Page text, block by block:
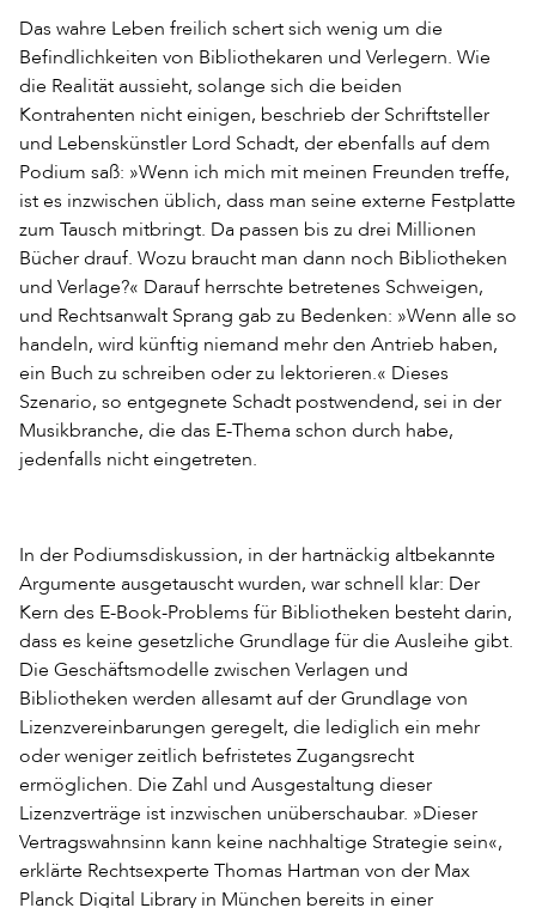
Das wahre Leben freilich schert sich wenig um die
Befindlichkeiten von Bibliothekaren und Verlegern. Wie
die Realität aussieht, solange sich die beiden
Kontrahenten nicht einigen, beschrieb der Schriftsteller
und Lebenskünstler Lord Schadt, der ebenfalls auf dem
Podium saß: »Wenn ich mich mit meinen Freunden treffe,
ist es inzwischen üblich, dass man seine externe Festplatte
zum Tausch mitbringt. Da passen bis zu drei Millionen
Bücher drauf. Wozu braucht man dann noch Bibliotheken
und Verlage?« Darauf herrschte betretenes Schweigen,
und Rechtsanwalt Sprang gab zu Bedenken: »Wenn alle so
handeln, wird künftig niemand mehr den Antrieb haben,
ein Buch zu schreiben oder zu lektorieren.« Dieses
Szenario, so entgegnete Schadt postwendend, sei in der
Musikbranche, die das E-Thema schon durch habe,
jedenfalls nicht eingetreten.
In der Podiumsdiskussion, in der hartnäckig altbekannte
Argumente ausgetauscht wurden, war schnell klar: Der
Kern des E-Book-Problems für Bibliotheken besteht darin,
dass es keine gesetzliche Grundlage für die Ausleihe gibt.
Die Geschäftsmodelle zwischen Verlagen und
Bibliotheken werden allesamt auf der Grundlage von
Lizenzvereinbarungen geregelt, die lediglich ein mehr
oder weniger zeitlich befristetes Zugangsrecht
ermöglichen. Die Zahl und Ausgestaltung dieser
Lizenzverträge ist inzwischen unüberschaubar. »Dieser
Vertragswahnsinn kann keine nachhaltige Strategie sein«,
erklärte Rechtsexperte Thomas Hartman von der Max
Planck Digital Library in München bereits in einer